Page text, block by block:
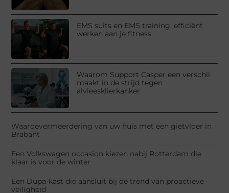
EMS suits en EMS training: efficiënt
werken aan je fitness
Waarom Support Casper een verschil
maakt in de strijd tegen
alvleesklierkanker
Waardevermeerdering van uw huis met een gietvloer in
Brabant
Een Volkswagen occasion kiezen nabij Rotterdam die
klaar is voor de winter
Een Dupa-kast die aansluit bij de trend van proactieve
veiligheid